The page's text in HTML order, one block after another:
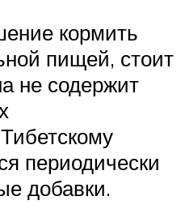
кормить
пищей, стоит
не содержит
периодически
добавки.